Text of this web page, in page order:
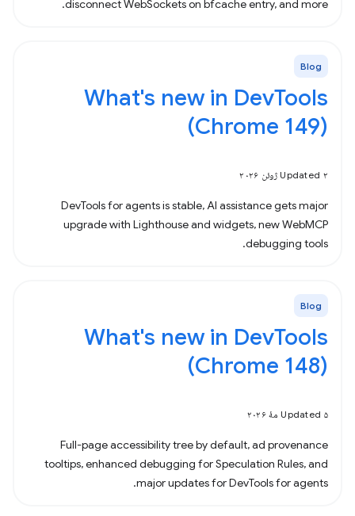
disconnect WebSockets on bfcache entry, and more.
Blog
What's new in DevTools
(Chrome 149)
Updated ۲ ژوئن ۲۰۲۶
DevTools for agents is stable, AI assistance gets major
upgrade with Lighthouse and widgets, new WebMCP
debugging tools.
Blog
What's new in DevTools
(Chrome 148)
Updated ۵ مهٔ ۲۰۲۶
Full-page accessibility tree by default, ad provenance
tooltips, enhanced debugging for Speculation Rules, and
major updates for DevTools for agents.